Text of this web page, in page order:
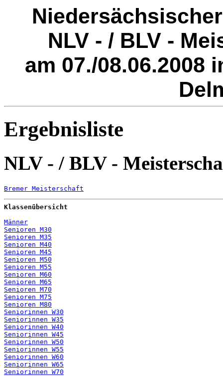
NLV - / BLV -
am 07./08.06.2008
Ergebnisliste
NLV - / BLV -
Bremer Meisterschaft
Klassenübersicht
Männer
Senioren M30
Senioren M35
Senioren M40
Senioren M45
Senioren M50
Senioren M55
Senioren M60
Senioren M65
Senioren M70
Senioren M75
Senioren M80
Seniorinnen W30
Seniorinnen W35
Seniorinnen W40
Seniorinnen W45
Seniorinnen W50
Seniorinnen W55
Seniorinnen W60
Seniorinnen W65
Seniorinnen W70